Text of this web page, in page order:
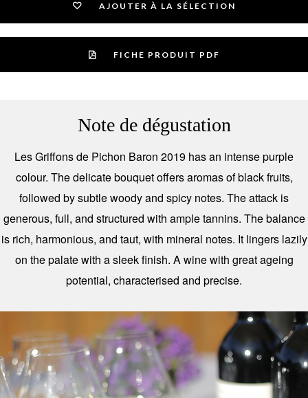
AJOUTER À LA SÉLECTION
FICHE PRODUIT PDF
Note de dégustation
Les Griffons de Pichon Baron 2019 has an intense purple
colour. The delicate bouquet offers aromas of black fruits,
followed by subtle woody and spicy notes. The attack is
generous, full, and structured with ample tannins. The balance
is rich, harmonious, and taut, with mineral notes. It lingers lazily
on the palate with a sleek finish. A wine with great ageing
potential, characterised and precise.